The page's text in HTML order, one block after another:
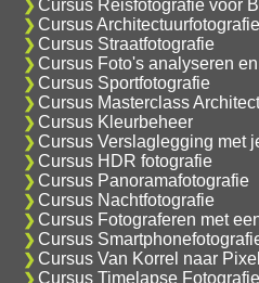
Cursus Reisfotografie voor
Cursus Architectuurfotografie
Cursus Straatfotografie
Cursus Foto's analyseren
Cursus Sportfotografie
Cursus Masterclass
Cursus Kleurbeheer
Cursus Verslaglegging met
Cursus HDR fotografie
Cursus Panoramafotografie
Cursus Nachtfotografie
Cursus Fotograferen met
Cursus
Cursus Van Korrel naar
Cursus Timelapse Fotografie